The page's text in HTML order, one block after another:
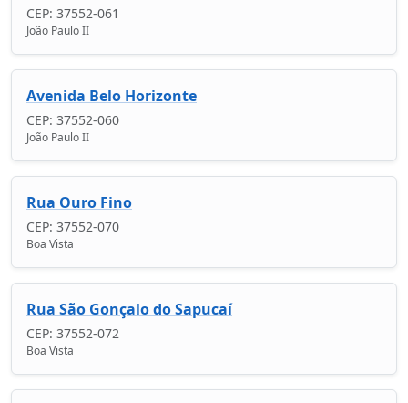
CEP: 37552-061
João Paulo II
Avenida Belo Horizonte
CEP: 37552-060
João Paulo II
Rua Ouro Fino
CEP: 37552-070
Boa Vista
Rua São Gonçalo do Sapucaí
CEP: 37552-072
Boa Vista